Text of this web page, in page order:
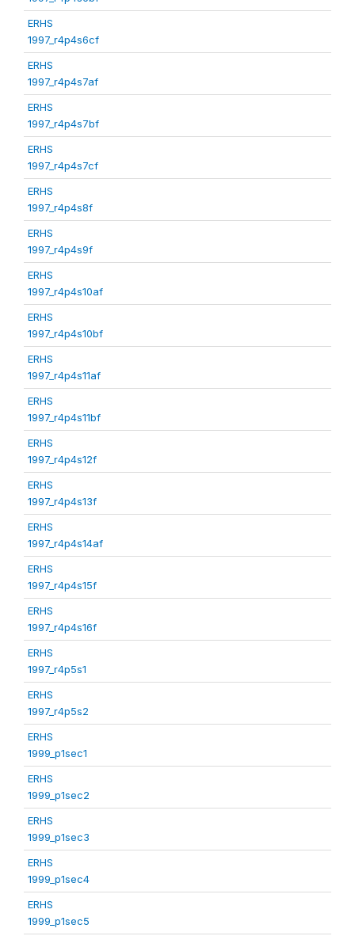
ERHS
1997_r4p4s6cf
ERHS
1997_r4p4s7af
ERHS
1997_r4p4s7bf
ERHS
1997_r4p4s7cf
ERHS
1997_r4p4s8f
ERHS
1997_r4p4s9f
ERHS
1997_r4p4s10af
ERHS
1997_r4p4s10bf
ERHS
1997_r4p4s11af
ERHS
1997_r4p4s11bf
ERHS
1997_r4p4s12f
ERHS
1997_r4p4s13f
ERHS
1997_r4p4s14af
ERHS
1997_r4p4s15f
ERHS
1997_r4p4s16f
ERHS
1997_r4p5s1
ERHS
1997_r4p5s2
ERHS
1999_p1sec1
ERHS
1999_p1sec2
ERHS
1999_p1sec3
ERHS
1999_p1sec4
ERHS
1999_p1sec5